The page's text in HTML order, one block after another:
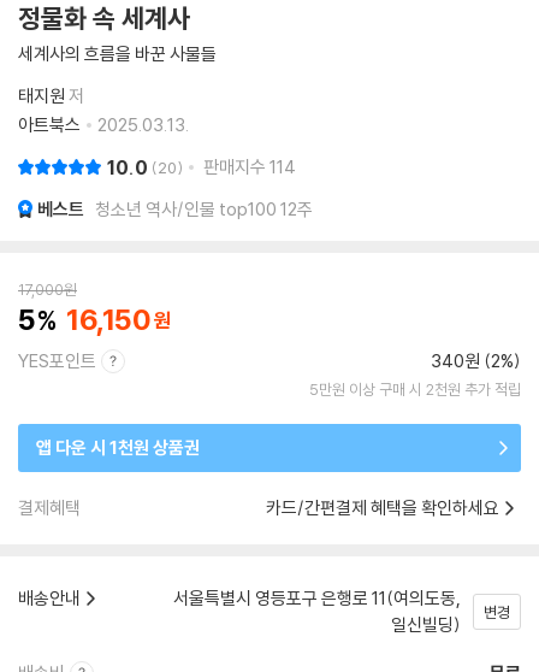
정물화 속 세계사
세계사의 흐름을 바꾼 사물들
태지원 저
아트북스
2025.03.13.
10.0 20 판매지수 114
베스트 청소년 역사/인물 top100 12주
17,000원
5 16,150
YES포인트 340원 (2%)
5만원 이상 구매 시 2천원 추가 적립
앱 다운 시 1천원 상품권
결제혜택 카드/간편결제 혜택을 확인하세요
배송안내
서울특별시 영등포구 은행로 11(여의도동,
일신빌딩)
변경